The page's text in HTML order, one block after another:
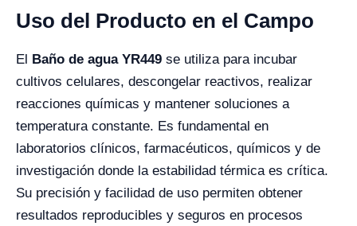
Uso del Producto en el Campo
El Baño de agua YR449 se utiliza para incubar
cultivos celulares, descongelar reactivos, realizar
reacciones químicas y mantener soluciones a
temperatura constante. Es fundamental en
laboratorios clínicos, farmacéuticos, químicos y de
investigación donde la estabilidad térmica es crítica.
Su precisión y facilidad de uso permiten obtener
resultados reproducibles y seguros en procesos